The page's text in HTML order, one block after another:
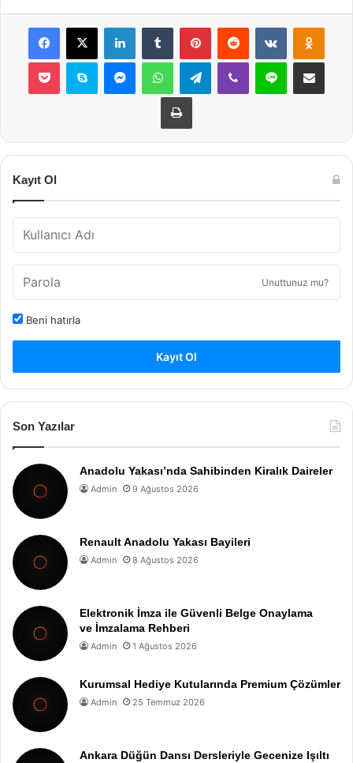
Facebook
X LinkedInTumblr PinterestReddit VKontakte
Pocket Skype MessengerWhatsAppTelegramViber Line E-Posta ile
Yazdır
Kayıt Ol
Unuttunuz mu?
Beni hatırla
Kayıt Ol
Son Yazılar
Anadolu Yakası’nda Sahibinden Kiralık Daireler
Admin 9 Ağustos 2026
Renault Anadolu Yakası Bayileri
Admin 8 Ağustos 2026
Elektronik İmza ile Güvenli Belge Onaylama
ve İmzalama Rehberi
Admin 1 Ağustos 2026
Kurumsal Hediye Kutularında Premium Çözümler
Admin 25 Temmuz 2026
Ankara Düğün Dansı Dersleriyle Gecenize Işıltı